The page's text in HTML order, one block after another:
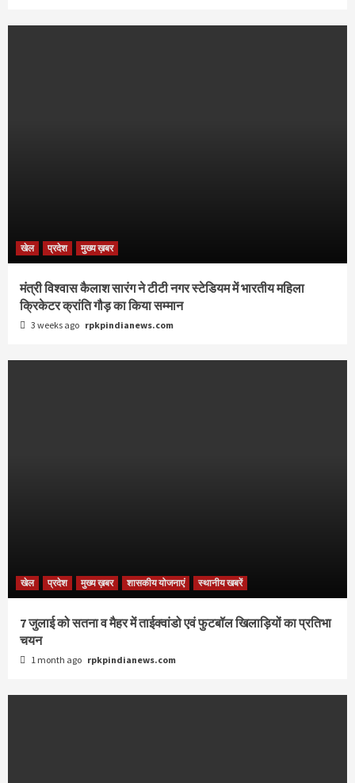
खेल प्रदेश मुख्य ख़बर
मंत्री विश्वास कैलाश सारंग ने टीटी नगर स्टेडियम में भारतीय महिला
क्रिकेटर क्रांति गौड़ का किया सम्मान
3 weeks ago rpkpindianews.com
खेल प्रदेश मुख्य ख़बर शासकीय योजनाएं स्थानीय खबरें
7 जुलाई को सतना व मैहर में ताईक्वांडो एवं फुटबॉल खिलाड़ियों का प्रतिभा
चयन
1 month ago rpkpindianews.com